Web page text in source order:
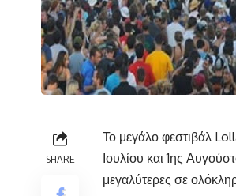
SHARE
Το μεγάλο φεστιβάλ
Ιουλίου και 1ης
μεγαλύτερες σε